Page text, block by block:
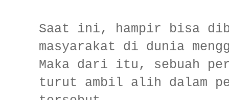
Saat ini, hampir bisa
masyarakat di dunia
Maka dari itu, sebuah
turut ambil alih dalam